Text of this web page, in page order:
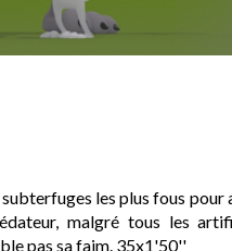
les plus fous pour
malgré tous les
pas sa faim. 35x1'50''